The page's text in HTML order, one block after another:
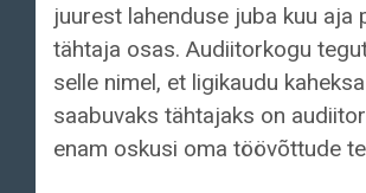
juurest lahenduse juba kuu aja
tähtaja osas. Audiitorkogu
selle nimel, et ligikaudu
saabuvaks tähtajaks on
enam oskusi oma töövõttude